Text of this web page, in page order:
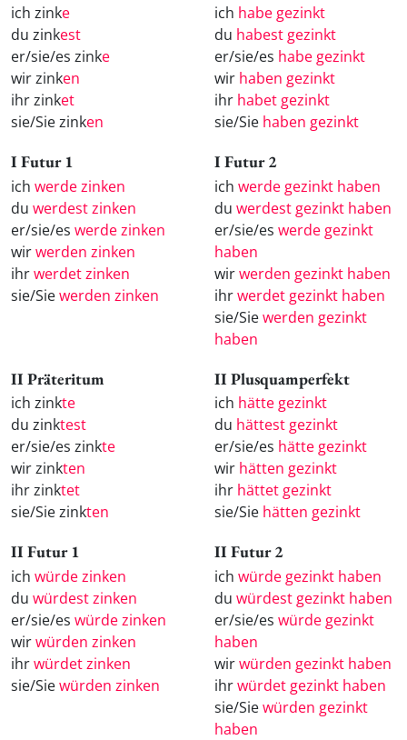
ich zinke
du zinkest
er/sie/es zinke
wir zinken
ihr zinket
sie/Sie zinken
ich habe gezinkt
du habest gezinkt
er/sie/es habe gezinkt
wir haben gezinkt
ihr habet gezinkt
sie/Sie haben gezinkt
I Futur 1
ich werde zinken
du werdest zinken
er/sie/es werde zinken
wirwerden zinken
ihrwerdet zinken
sie/Siewerden zinken
I Futur 2
ich werde gezinkt haben
du werdest gezinkt haben
er/sie/es werde gezinkt
haben
wirwerden gezinkt haben
ihrwerdet gezinkt haben
sie/Siewerden gezinkt
haben
II Präteritum
ich zinkte
du zinktest
er/sie/es zinkte
wir zinkten
ihr zinktet
sie/Sie zinkten
II Plusquamperfekt
ich hätte gezinkt
du hättest gezinkt
er/sie/es hätte gezinkt
wir hätten gezinkt
ihr hättet gezinkt
sie/Sie hätten gezinkt
II Futur 1
ich würde zinken
du würdest zinken
er/sie/es würde zinken
wirwürden zinken
ihrwürdet zinken
sie/Siewürden zinken
II Futur 2
ich würde gezinkt haben
du würdest gezinkt haben
er/sie/es würde gezinkt
haben
wirwürden gezinkt haben
ihrwürdet gezinkt haben
sie/Siewürden gezinkt
haben